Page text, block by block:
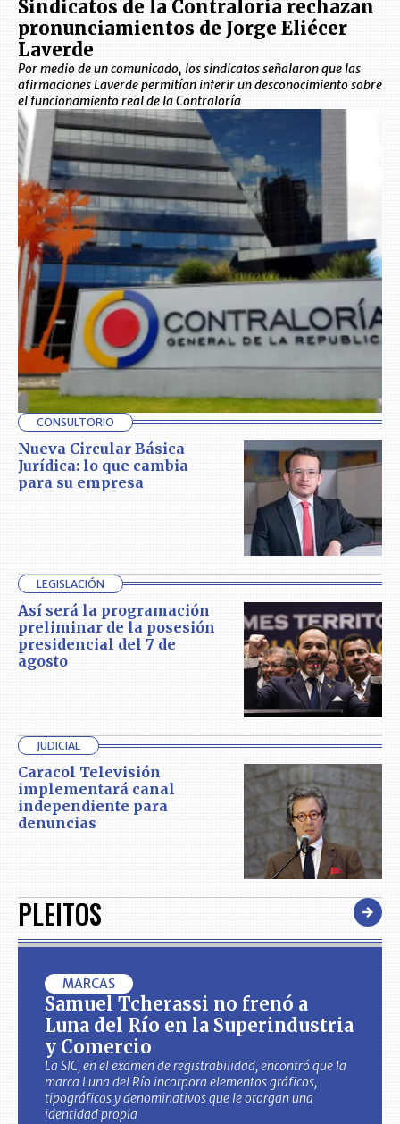
Sindicatos de la Contraloría rechazan
pronunciamientos de Jorge Eliécer
Laverde
Por medio de un comunicado, los sindicatos señalaron que las
afirmaciones Laverde permitían inferir un desconocimiento sobre
el funcionamiento real de la Contraloría
CONSULTORIO
Nueva Circular Básica
Jurídica: lo que cambia
para su empresa
LEGISLACIÓN
Así será la programación
preliminar de la posesión
presidencial del 7 de
agosto
JUDICIAL
Caracol Televisión
implementará canal
independiente para
denuncias
PLEITOS
MARCAS
Samuel Tcherassi no frenó a
Luna del Río en la Superindustria
y Comercio
La SIC, en el examen de registrabilidad, encontró que la
marca Luna del Río incorpora elementos gráficos,
tipográficos y denominativos que le otorgan una
identidad propia